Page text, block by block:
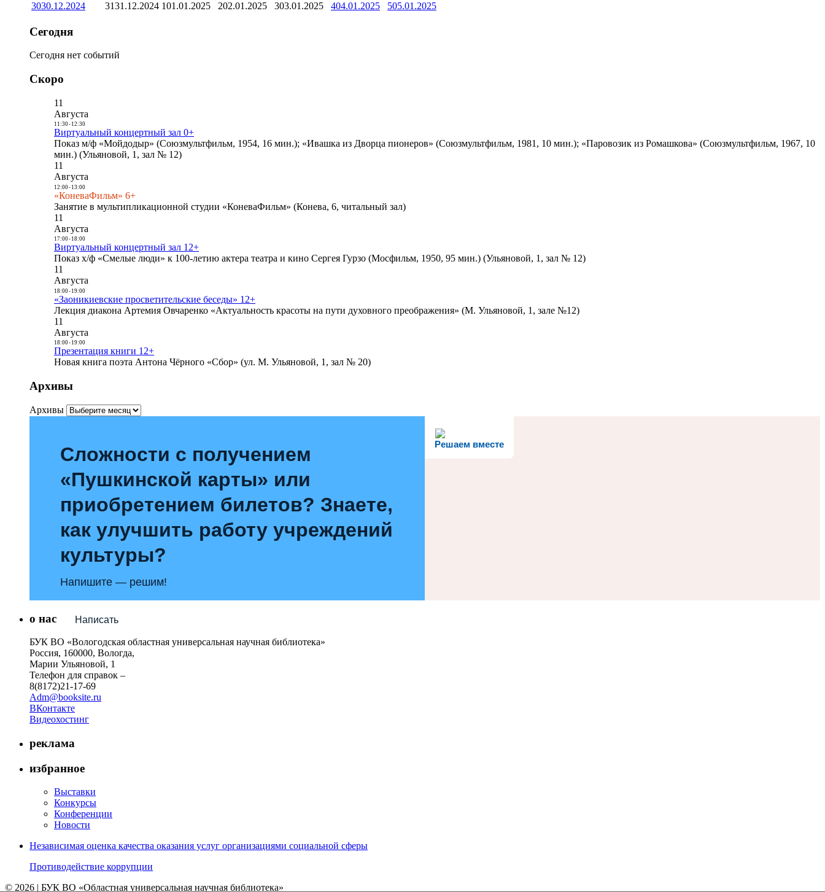
3030.12.2024 3131.12.2024 101.01.2025 202.01.2025 303.01.2025 404.01.2025 505.01.2025
Сегодня
Сегодня нет событий
Скоро
11
Августа
11:30- 12:30
Виртуальный концертный зал 0+
Показ м/ф «Мойдодыр» (Союзмультфильм, 1954, 16 мин.); «Ивашка из Дворца пионеров» (Союзмультфильм, 1981, 10 мин.); «Паровозик из Ромашкова» (Союзмультфильм, 1967, 10
мин.) (Ульяновой, 1, зал № 12)
11
Августа
12:00- 13:00
«КоневаФильм» 6+
Занятие в мультипликационной студии «КоневаФильм» (Конева, 6, читальный зал)
11
Августа
17:00- 18:00
Виртуальный концертный зал 12+
Показ х/ф «Смелые люди» к 100-летию актера театра и кино Сергея Гурзо (Мосфильм, 1950, 95 мин.) (Ульяновой, 1, зал № 12)
11
Августа
18:00- 19:00
«Заоникиевские просветительские беседы» 12+
Лекция диакона Артемия Овчаренко «Актуальность красоты на пути духовного преображения» (М. Ульяновой, 1, зале №12)
11
Августа
18:00- 19:00
Презентация книги 12+
Новая книга поэта Антона Чёрного «Сбор» (ул. М. Ульяновой, 1, зал № 20)
Архивы
Архивы
Решаем вместе
Сложности с получением
«Пушкинской карты» или
приобретением билетов? Знаете,
как улучшить работу учреждений
культуры?
Напишите — решим!
Написать
о нас
БУК ВО «Вологодская областная универсальная научная библиотека»
Россия, 160000, Вологда,
Марии Ульяновой, 1
Телефон для справок –
8(8172)21-17-69
Adm@booksite.ru
ВКонтакте
Видеохостинг
реклама
избранное
Выставки
Конкурсы
Конференции
Новости
Независимая оценка качества оказания услуг организациями социальной сферы
Противодействие коррупции
© 2026 | БУК ВО «Областная универсальная научная библиотека»